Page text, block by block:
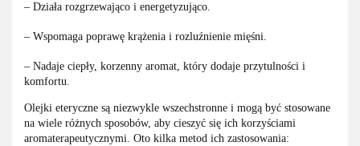
– Działa rozgrzewająco i energetyzująco.
– Wspomaga poprawę krążenia i rozluźnienie mięśni.
– Nadaje ciepły, korzenny aromat, który dodaje przytulności i
komfortu.
Olejki eteryczne są niezwykle wszechstronne i mogą być stosowane
na wiele różnych sposobów, aby cieszyć się ich korzyściami
aromaterapeutycznymi. Oto kilka metod ich zastosowania: